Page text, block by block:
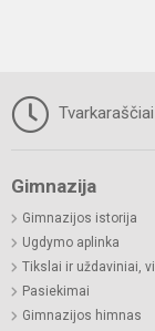
Tvarkaraščiai
Gimnazija
Gimnazijos istorija
Ugdymo aplinka
Tikslai ir uždaviniai,
Pasiekimai
Gimnazijos himnas